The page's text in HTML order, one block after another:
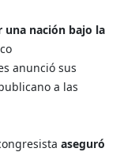
una nación bajo la
anunció sus
a las
aseguró